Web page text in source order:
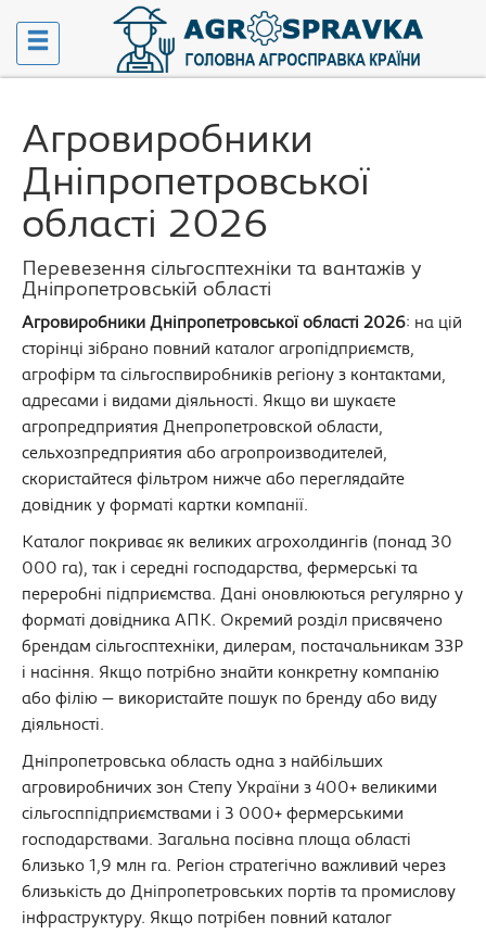
Агровиробники
Дніпропетровської
області 2026
Перевезення сільгосптехніки та вантажів у
Дніпропетровській області
Агровиробники Дніпропетровської області 2026: на цій
сторінці зібрано повний каталог агропідприємств,
агрофірм та сільгоспвиробників регіону з контактами,
адресами і видами діяльності. Якщо ви шукаєте
агропредприятия Днепропетровской области,
сельхозпредприятия або агропроизводителей,
скористайтеся фільтром нижче або переглядайте
довідник у форматі картки компанії.
Каталог покриває як великих агрохолдингів (понад 30
000 га), так і середні господарства, фермерські та
переробні підприємства. Дані оновлюються регулярно у
форматі довідника АПК. Окремий розділ присвячено
брендам сільгосптехніки, дилерам, постачальникам ЗЗР
і насіння. Якщо потрібно знайти конкретну компанію
або філію — використайте пошук по бренду або виду
діяльності.
Дніпропетровська область одна з найбільших
агровиробничих зон Степу України з 400+ великими
сільгосппідприємствами і 3 000+ фермерськими
господарствами. Загальна посівна площа області
близько 1,9 млн га. Регіон стратегічно важливий через
близькість до Дніпропетровських портів та промислову
інфраструктуру. Якщо потрібен повний каталог